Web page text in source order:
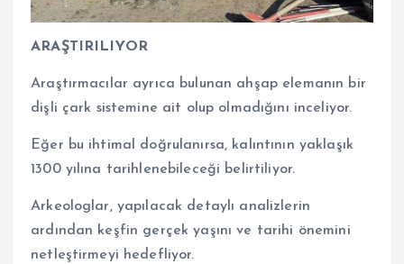
ARAŞTIRILIYOR
Araştırmacılar ayrıca bulunan ahşap elemanın bir
dişli çark sistemine ait olup olmadığını inceliyor.
Eğer bu ihtimal doğrulanırsa, kalıntının yaklaşık
1300 yılına tarihlenebileceği belirtiliyor.
Arkeologlar, yapılacak detaylı analizlerin
ardından keşfin gerçek yaşını ve tarihi önemini
netleştirmeyi hedefliyor.